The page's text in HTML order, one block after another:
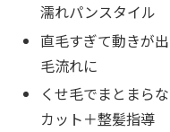
濡れパンスタイル
直毛すぎて動きが
毛流れに
くせ毛でまとまら
カット＋整髪指導